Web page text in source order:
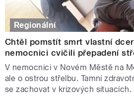
Regionální
Chtěl pomstít smrt vlastní
nemocnici cvičili přepadení
V nemocnici v Novém Městě na
ale o ostrou střelbu. Tamní
se zachovat v krizových situacích.